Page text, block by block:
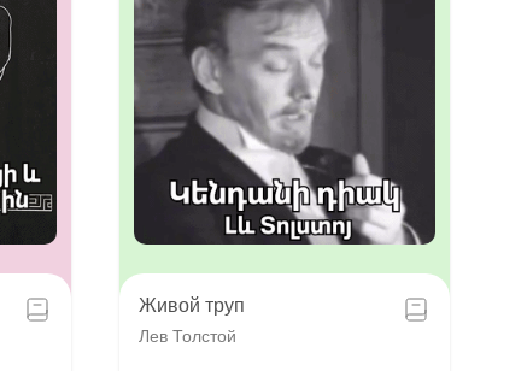
Живой труп
Лев Толстой